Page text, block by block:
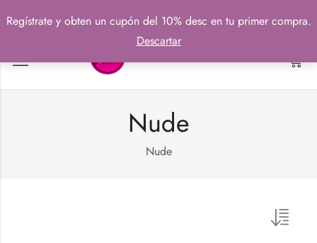
Nude
Nude
Regístrate y obten un cupón del 10% desc en tu primer compra.
Descartar